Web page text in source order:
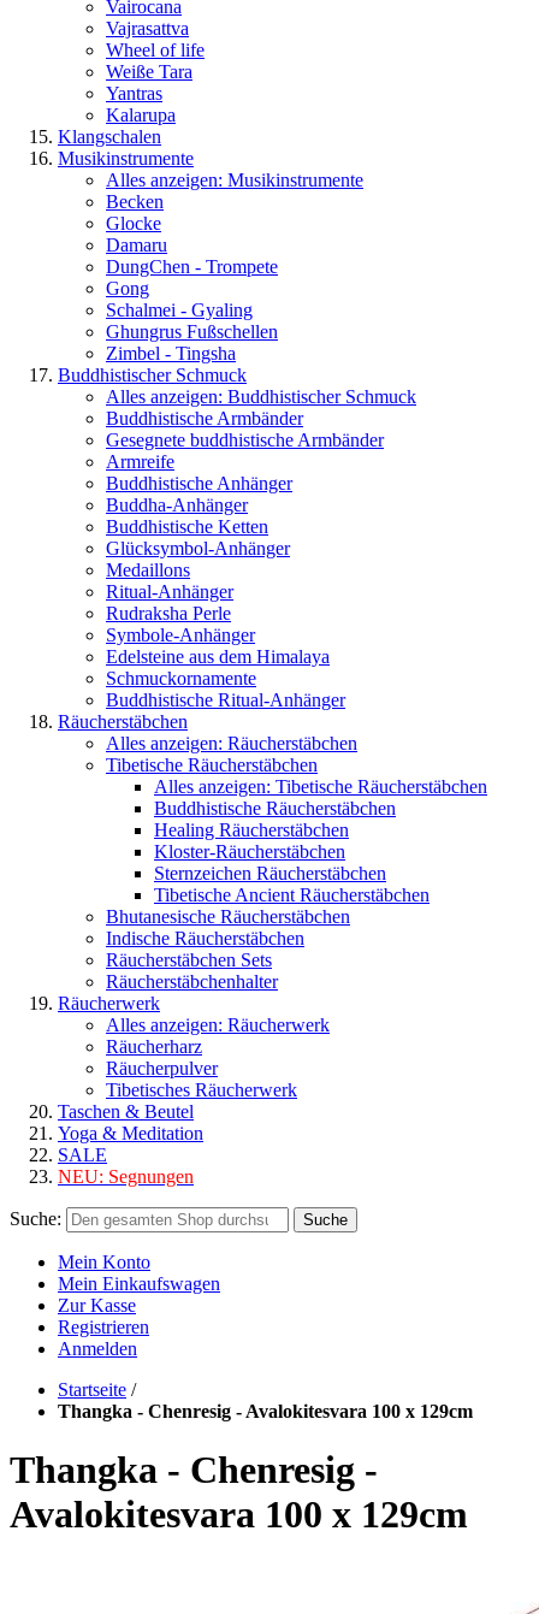
Vairocana
Vajrasattva
Wheel of life
Weiße Tara
Yantras
Kalarupa
Klangschalen
Musikinstrumente
Alles anzeigen: Musikinstrumente
Becken
Glocke
Damaru
DungChen - Trompete
Gong
Schalmei - Gyaling
Ghungrus Fußschellen
Zimbel - Tingsha
Buddhistischer Schmuck
Alles anzeigen: Buddhistischer Schmuck
Buddhistische Armbänder
Gesegnete buddhistische Armbänder
Armreife
Buddhistische Anhänger
Buddha-Anhänger
Buddhistische Ketten
Glücksymbol-Anhänger
Medaillons
Ritual-Anhänger
Rudraksha Perle
Symbole-Anhänger
Edelsteine aus dem Himalaya
Schmuckornamente
Buddhistische Ritual-Anhänger
Räucherstäbchen
Alles anzeigen: Räucherstäbchen
Tibetische Räucherstäbchen
Alles anzeigen: Tibetische Räucherstäbchen
Buddhistische Räucherstäbchen
Healing Räucherstäbchen
Kloster-Räucherstäbchen
Sternzeichen Räucherstäbchen
Tibetische Ancient Räucherstäbchen
Bhutanesische Räucherstäbchen
Indische Räucherstäbchen
Räucherstäbchen Sets
Räucherstäbchenhalter
Räucherwerk
Alles anzeigen: Räucherwerk
Räucherharz
Räucherpulver
Tibetisches Räucherwerk
Taschen & Beutel
Yoga & Meditation
SALE
NEU: Segnungen
Suche: Suche
Mein Konto
Mein Einkaufswagen
Zur Kasse
Registrieren
Anmelden
Startseite /
Thangka - Chenresig - Avalokitesvara 100 x 129cm
Thangka - Chenresig -
Avalokitesvara 100 x 129cm